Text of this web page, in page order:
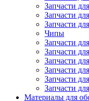
Запчасти
Запчасти
Запчасти
Чипы
Запчасти
Запчасти
Запчасти
Запчасти
Запчасти
Запчасти
Материалы для